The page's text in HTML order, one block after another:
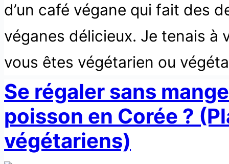
d’un café végane qui fait des
véganes délicieux. Je tenais à
vous êtes végétarien ou
Se régaler sans
poisson en Corée ?
végétariens)